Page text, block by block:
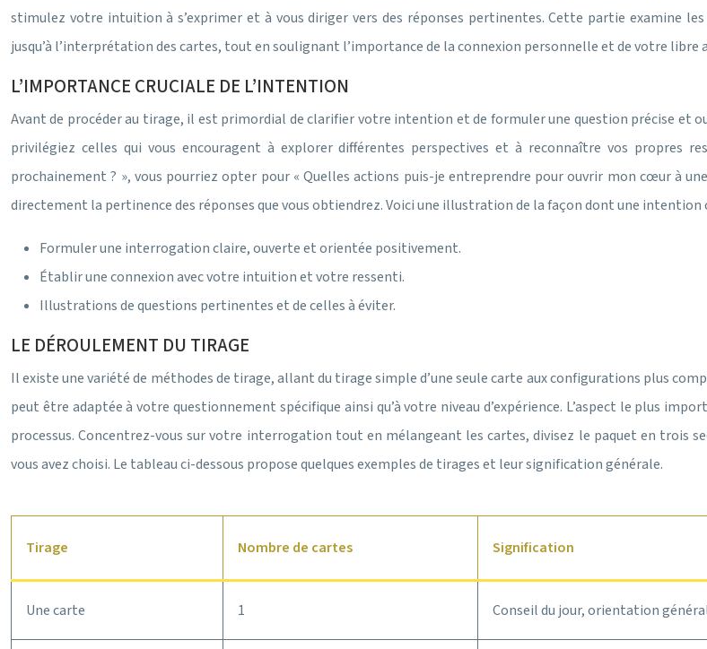
stimulez votre intuition à s’exprimer et à vous diriger vers des réponses pertinentes. Cette partie examine
jusqu’à l’interprétation des cartes, tout en soulignant l’importance de la connexion personnelle et de votre libre
L’IMPORTANCE CRUCIALE DE L’INTENTION
Avant de procéder au tirage, il est primordial de clarifier votre intention et de formuler une question précise et
privilégiez celles qui vous encouragent à explorer différentes perspectives et à reconnaître vos propres
prochainement ? », vous pourriez opter pour « Quelles actions puis-je entreprendre pour ouvrir mon cœur à
directement la pertinence des réponses que vous obtiendrez. Voici une illustration de la façon dont une
Formuler une interrogation claire, ouverte et orientée positivement.
Établir une connexion avec votre intuition et votre ressenti.
Illustrations de questions pertinentes et de celles à éviter.
LE DÉROULEMENT DU TIRAGE
Il existe une variété de méthodes de tirage, allant du tirage simple d’une seule carte aux configurations plus
peut être adaptée à votre questionnement spécifique ainsi qu’à votre niveau d’expérience. L’aspect le plus
processus. Concentrez-vous sur votre interrogation tout en mélangeant les cartes, divisez le paquet en trois
vous avez choisi. Le tableau ci-dessous propose quelques exemples de tirages et leur signification générale.
Tirage Nombre de cartes Signification
Une carte 1 Conseil du jour, orientation